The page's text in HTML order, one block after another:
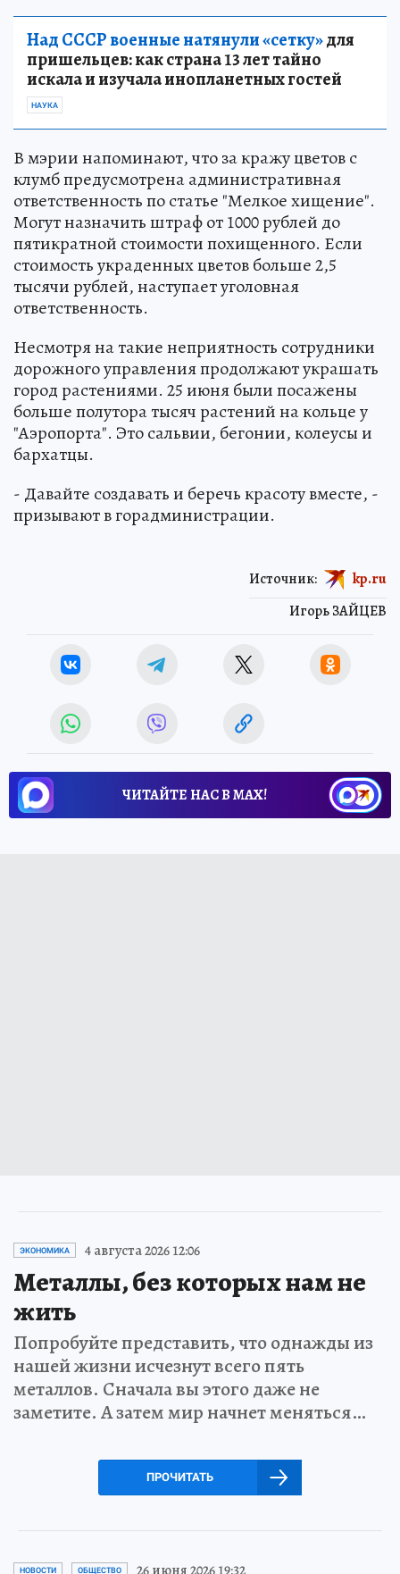
Над СССР военные натянули «сетку»для
пришельцев: как страна 13 лет тайно
искала и изучала инопланетных гостей
НАУКА
В мэрии напоминают, что за кражу цветов с
клумб предусмотрена административная
ответственность по статье "Мелкое хищение".
Могут назначить штраф от 1000 рублей до
пятикратной стоимости похищенного. Если
стоимость украденных цветов больше 2,5
тысячи рублей, наступает уголовная
ответственность.
Несмотря на такие неприятность сотрудники
дорожного управления продолжают украшать
город растениями. 25 июня были посажены
больше полутора тысяч растений на кольце у
"Аэропорта". Это сальвии, бегонии, колеусы и
бархатцы.
- Давайте создавать и беречь красоту вместе, -
призывают в горадминистрации.
Игорь ЗАЙЦЕВ
Источник: kp.ru
ЧИТАЙТЕ НАС В МАХ!
ЭКОНОМИКА 4 августа 2026 12:06
Металлы, без которых нам не
жить
Попробуйте представить, что однажды из
нашей жизни исчезнут всего пять
металлов. Сначала вы этого даже не
заметите. А затем мир начнет меняться…
ПРОЧИТАТЬ
НОВОСТИ ОБЩЕСТВО